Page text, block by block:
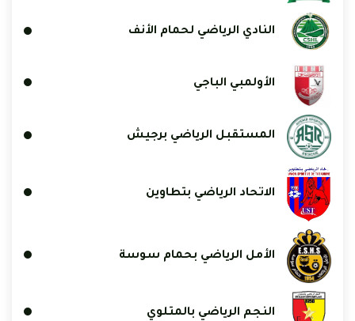
النادي الرياضي لحمام الأنف
الأولمبي الباجي
المستقبل الرياضي برجيش
الاتحاد الرياضي بتطاوين
الأمل الرياضي بحمام سوسة
النجم الرياضي بالمتلوي